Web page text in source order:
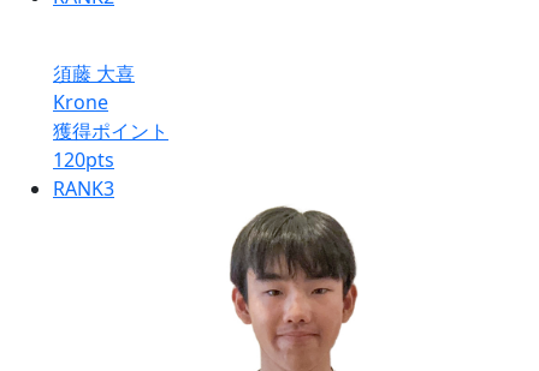
須藤 大喜
Krone
獲得ポイント
120pts
RANK3